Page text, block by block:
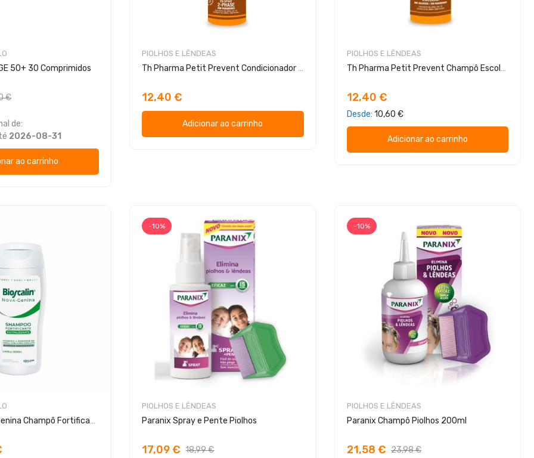
50+ 30 Comprimidos
€
de:
2026-08-31
ao carrinho
PIOLHOS E LÊNDEAS
Th Pharma Petit Prevent Condicionador Escolar 300ml
12,40 €
Adicionar ao carrinho
PIOLHOS E LÊNDEAS
Th Pharma Petit Prevent Champô Escolar 300ml
12,40 €
Desde 10,60 €
Adicionar ao carrinho
Bioscalin Nova Genina Champô Fortificante e Revitalizante
-10%
PIOLHOS E LÊNDEAS
Paranix Spray e Pente Piolhos
17,09 € 18,99 €
-10%
PIOLHOS E LÊNDEAS
Paranix Champô Piolhos 200ml
21,58 € 23,98 €